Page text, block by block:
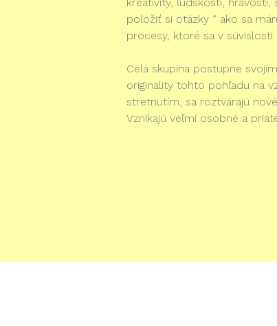
položiť si otázky “ ako sa
procesy, ktoré sa v
Celá skupina postupne
originality tohto pohľadu na
stretnutím, sa roztvárajú
Vznikajú veľmi osobné a